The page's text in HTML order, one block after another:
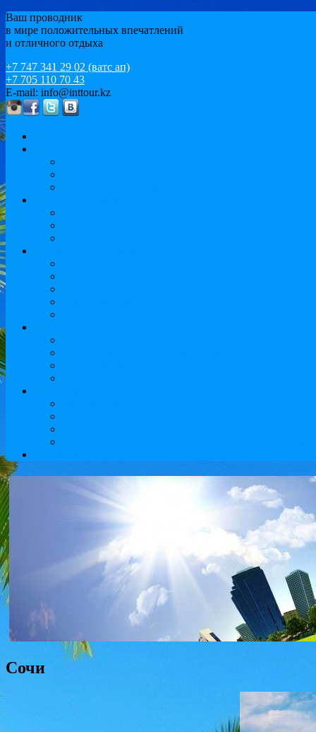
Ваш проводник
в мире положительных впечатлений
и отличного отдыха
+7 747 341 29 02 (ватс ап)
+7 705 110 70 43
E-mail: info@inttour.kz
Сочи